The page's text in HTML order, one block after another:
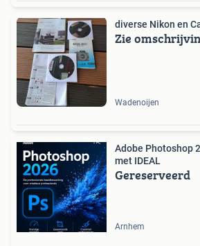
diverse Nikon en
Zie
Wadenoijen
Adobe Photoshop
met IDEAL
Gereserveerd
Arnhem